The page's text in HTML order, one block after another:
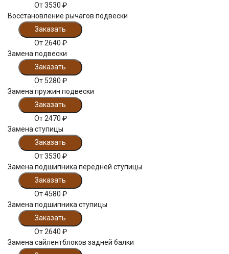
От3530 ₽
Восстановление рычагов подвески
Заказать
От2640 ₽
Замена подвески
Заказать
От 5280 ₽
Замена пружин подвески
Заказать
От2470 ₽
Замена ступицы
Заказать
От3530 ₽
Замена подшипника передней ступицы
Заказать
От4580 ₽
Замена подшипника ступицы
Заказать
От2640 ₽
Замена сайлентблоков задней балки